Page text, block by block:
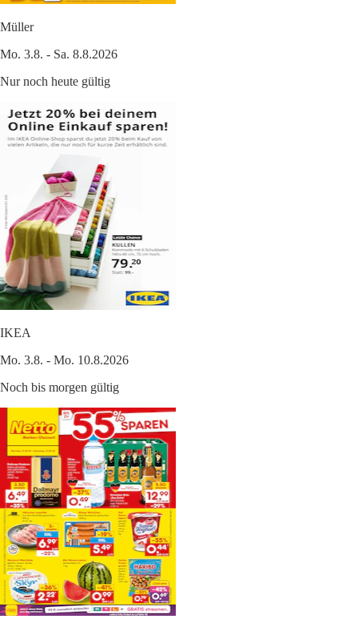
Müller
Mo. 3.8. - Sa. 8.8.2026
Nur noch heute gültig
IKEA
Mo. 3.8. - Mo. 10.8.2026
Noch bis morgen gültig